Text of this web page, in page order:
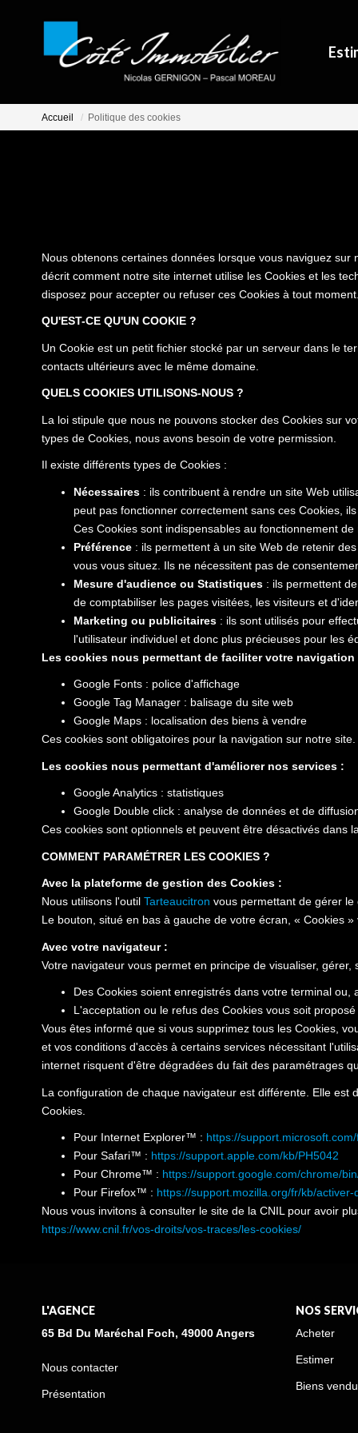
Accueil Politique des cookies
Nous obtenons certaines données lorsque vous naviguez
décrit comment notre site internet utilise les Cookies et les
disposez pour accepter ou refuser ces Cookies à tout
QU'EST-CE QU'UN COOKIE ?
Un Cookie est un petit fichier stocké par un serveur dans le
contacts ultérieurs avec le même domaine.
QUELS COOKIES UTILISONS-NOUS ?
La loi stipule que nous ne pouvons stocker des Cookies sur
types de Cookies, nous avons besoin de votre permission.
Il existe différents types de Cookies :
Nécessaires : ils contribuent à rendre un site Web
peut pas fonctionner correctement sans ces Cookies,
Ces Cookies sont indispensables au fonctionnement
Préférence : ils permettent à un site Web de retenir
vous vous situez. Ils ne nécessitent pas de
Mesure d'audience ou Statistiques : ils permettent
de comptabiliser les pages visitées, les visiteurs et
Marketing ou publicitaires : ils sont utilisés pour
l'utilisateur individuel et donc plus précieuses pour les
Les cookies nous permettant de faciliter votre
Google Fonts : police d'affichage
Google Tag Manager : balisage du site web
Google Maps : localisation des biens à vendre
Ces cookies sont obligatoires pour la navigation sur notre site.
Les cookies nous permettant d'améliorer nos services :
Google Analytics : statistiques
Google Double click : analyse de données et de
Ces cookies sont optionnels et peuvent être désactivés dans
COMMENT PARAMÉTRER LES COOKIES ?
Avec la plateforme de gestion des Cookies :
Nous utilisons l'outil Tarteaucitron vous permettant de gérer le
Le bouton, situé en bas à gauche de votre écran, « Cookies
Avec votre navigateur :
Votre navigateur vous permet en principe de visualiser,
Des Cookies soient enregistrés dans votre terminal
L'acceptation ou le refus des Cookies vous soit
Vous êtes informé que si vous supprimez tous les Cookies,
et vos conditions d'accès à certains services nécessitant
internet risquent d'être dégradées du fait des paramétrages
La configuration de chaque navigateur est différente. Elle
Cookies.
Pour Internet Explorer™ : https://
Pour Safari™ : https://support.apple.com/kb/PH5042
Pour Chrome™ : https://support.google.com/chrome/
Pour Firefox™ : https://support.mozilla.org/fr/kb/activer-
Nous vous invitons à consulter le site de la CNIL pour avoir
https://www.cnil.fr/vos-droits/vos-traces/les-cookies/
L'AGENCE
65 Bd Du Maréchal Foch, 49000 Angers
Nous contacter
Présentation
NOS
Acheter
Estimer
Biens